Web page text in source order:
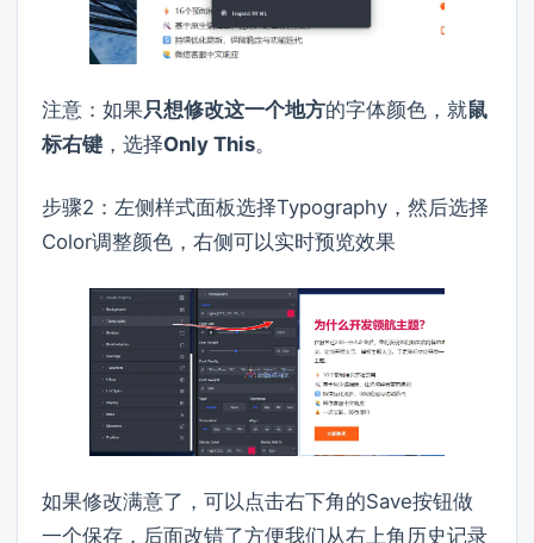
注意：如果只想修改这一个地方的字体颜色，就鼠
标右键 ，选择Only This。
步骤2：左侧样式面板选择Typography，然后选择
Color调整颜色，右侧可以实时预览效果
如果修改满意了，可以点击右下角的Save按钮做
一个保存，后面改错了方便我们从右上角历史记录